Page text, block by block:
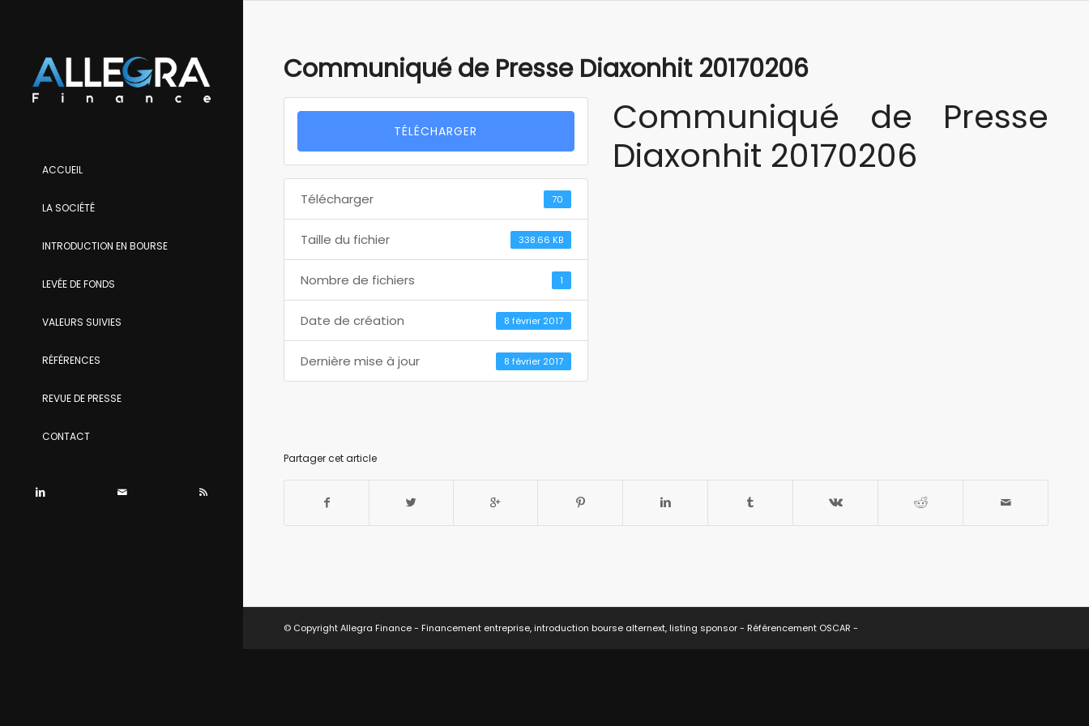
ACCUEIL
LA SOCIÉTÉ
INTRODUCTION EN BOURSE
LEVÉE DE FONDS
VALEURS SUIVIES
RÉFÉRENCES
REVUE DE PRESSE
CONTACT
Communiqué de Presse Diaxonhit 20170206
TÉLÉCHARGER
Télécharger 70
Taille du fichier 338.66 KB
Nombre de fichiers 1
Date de création 8 février 2017
Dernière mise à jour 8 février 2017
Communiqué de Presse
Diaxonhit 20170206
Partager cet article
© Copyright Allegra Finance - Financement entreprise, introduction bourse alternext, listing sponsor - Référencement OSCAR -